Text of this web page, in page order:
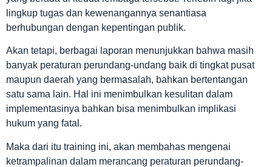
lingkup tugas dan kewenangannya senantiasa
berhubungan dengan kepentingan publik.
Akan tetapi, berbagai laporan menunjukkan bahwa masih
banyak peraturan perundang-undang baik di tingkat pusat
maupun daerah yang bermasalah, bahkan bertentangan
satu sama lain. Hal ini menimbulkan kesulitan dalam
implementasinya bahkan bisa menimbulkan implikasi
hukum yang fatal.
Maka dari itu training ini, akan membahas mengenai
ketrampalinan dalam merancang peraturan perundang-